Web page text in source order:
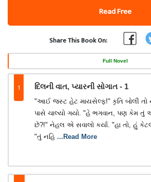
Read Free
Share This Book On:
Full Novel
1 દિલની વાત, પ્યારની સોગાત - 1
"આઈ જસ્ટ હેટ માયસેલ્ફ!" કૃતિ બોલી
પાસે ચાલ્યો ગયો. "હે ભગવાન, પણ કેમ
છે?!" નેહલ એ સવાલો કર્યા. "હા તો, હું
"તું નહિ ...Read More